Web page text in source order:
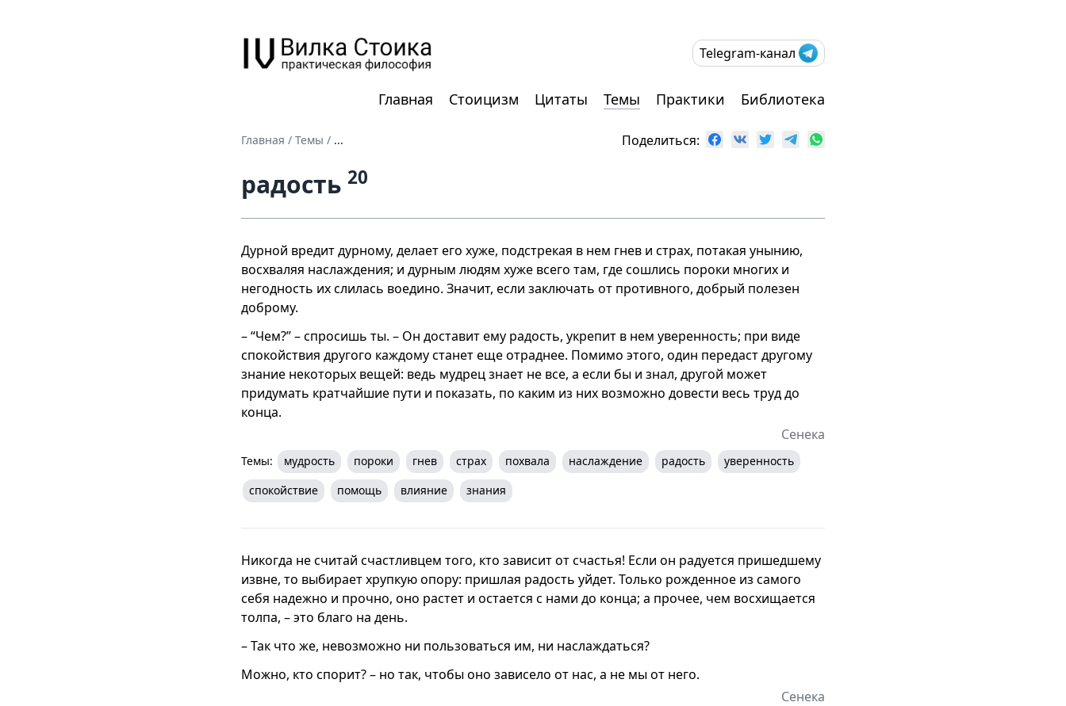
Telegram-канал
Главная Стоицизм Цитаты Темы Практики Библиотека
Главная / Темы / ... Поделиться:
радость 20
Дурной вредит дурному, делает его хуже, подстрекая в нем гнев и страх, потакая унынию,
восхваляя наслаждения; и дурным людям хуже всего там, где сошлись пороки многих и
негодность их слилась воедино. Значит, если заключать от противного, добрый полезен
доброму.
– “Чем?” – спросишь ты. – Он доставит ему радость, укрепит в нем уверенность; при виде
спокойствия другого каждому станет еще отраднее. Помимо этого, один передаст другому
знание некоторых вещей: ведь мудрец знает не все, а если бы и знал, другой может
придумать кратчайшие пути и показать, по каким из них возможно довести весь труд до
конца.
Сенека
Темы: мудрость пороки гнев страх похвала наслаждение радость
уверенность
спокойствие
помощь влияние знания
Никогда не считай счастливцем того, кто зависит от счастья! Если он радуется пришедшему
извне, то выбирает хрупкую опору: пришлая радость уйдет. Только рожденное из самого
себя надежно и прочно, оно растет и остается с нами до конца; а прочее, чем восхищается
толпа, – это благо на день.
– Так что же, невозможно ни пользоваться им, ни наслаждаться?
Можно, кто спорит? – но так, чтобы оно зависело от нас, а не мы от него.
Сенека